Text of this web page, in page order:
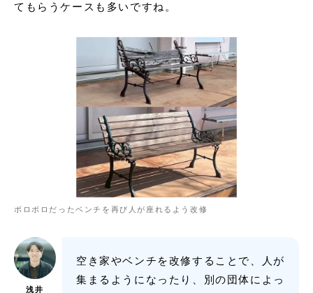
てもらうケースも多いですね。
ボロボロだったベンチを再び人が座れるよう改修
浅井
空き家やベンチを改修することで、人が
集まるようになったり、別の団体によっ